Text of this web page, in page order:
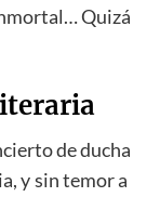
Quizá
de ducha
y sin temor a